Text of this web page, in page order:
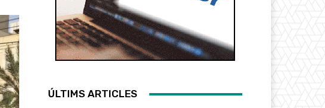
ÚLTIMS ARTICLES